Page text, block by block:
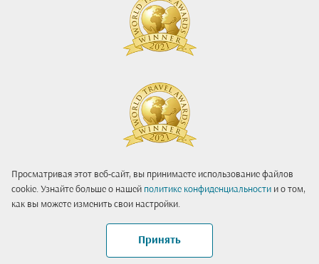
Просматривая этот веб-сайт, вы принимаете использование файлов
cookie. Узнайте больше о нашей политике конфиденциальности и о том,
как вы можете изменить свои настройки.
Принять